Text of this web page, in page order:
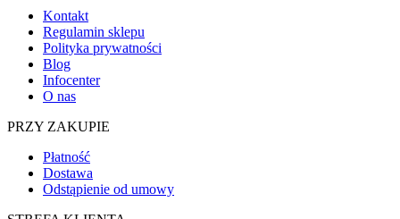
Kontakt
Regulamin sklepu
Polityka prywatności
Blog
Infocenter
O nas
PRZY ZAKUPIE
Płatność
Dostawa
Odstąpienie od umowy